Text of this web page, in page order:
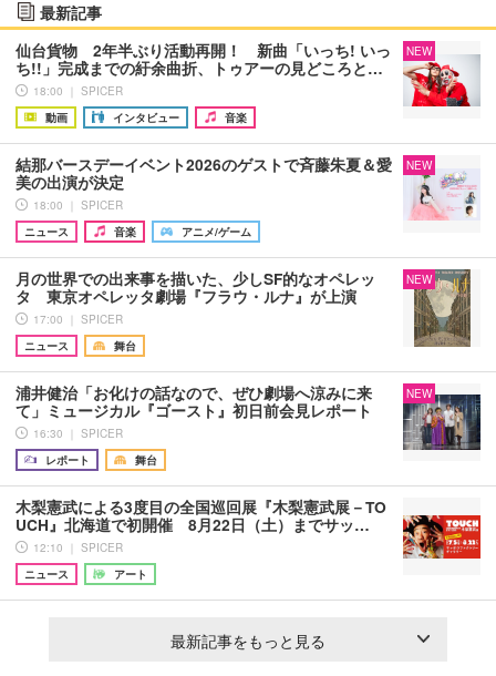
最新記事
仙台貨物 2年半ぶり活動再開！ 新曲「いっち! いっ
ち!!」完成までの紆余曲折、トゥアーの見どころと…
18:00 ｜ SPICER
動画
インタビュー 音楽
NEW
結那バースデーイベント2026のゲストで斉藤朱夏＆愛
美の出演が決定
18:00 ｜ SPICER
ニュース
音楽 アニメ/ゲーム
NEW
月の世界での出来事を描いた、少しSF的なオペレッ
タ 東京オペレッタ劇場『フラウ・ルナ』が上演
17:00 ｜ SPICER
ニュース
舞台
NEW
浦井健治「お化けの話なので、ぜひ劇場へ涼みに来
て」ミュージカル『ゴースト』初日前会見レポート
16:30 ｜ SPICER
レポート
舞台
NEW
木梨憲武による3度目の全国巡回展『木梨憲武展－TO
UCH』北海道で初開催 8月22日（土）までサッ…
12:10 ｜ SPICER
ニュース
アート
最新記事をもっと見る